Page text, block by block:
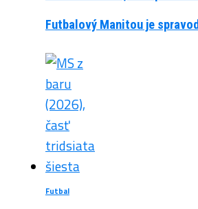
Futbalový Manitou je
Futbal